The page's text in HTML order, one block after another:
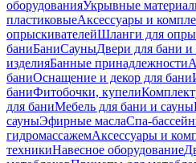
оборудованияУкрывные
пластиковыеАксессуары и
опрыскивателейШланги для
баниБаниСауныДвери для бани и
изделияБанные принадлежности
баниОснащение и декор для бани
баниФитобочки, купели
для баниМебель для бани и сауны
сауныЭфирные маслаСпа-
гидромассажемАксессуары и
техникиНавесное оборудование